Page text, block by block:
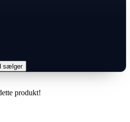
sælger
produkt!